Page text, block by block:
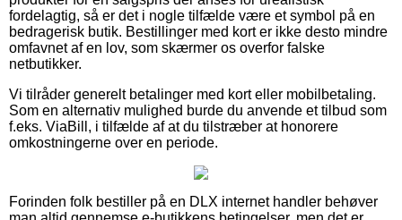
fordelagtig, så er det i nogle tilfælde være et symbol på en
bedragerisk butik. Bestillinger med kort er ikke desto mindre
omfavnet af en lov, som skærmer os overfor falske
netbutikker.
Vi tilråder generelt betalinger med kort eller mobilbetaling.
Som en alternativ mulighed burde du anvende et tilbud som
f.eks. ViaBill, i tilfælde af at du tilstræber at honorere
omkostningerne over en periode.
Forinden folk bestiller på en DLX internet handler behøver